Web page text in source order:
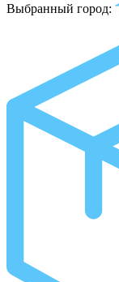
Выбранный город: